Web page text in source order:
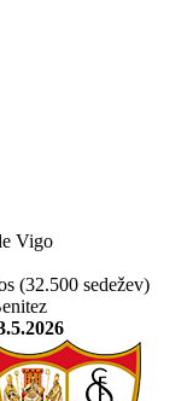
Vigo
(32.500 sedežev)